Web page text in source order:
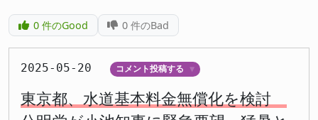
0件のGood 0 件のBad
2025-05-20 コメント投稿する ▼
東京都、水道基本料金無償化を検討